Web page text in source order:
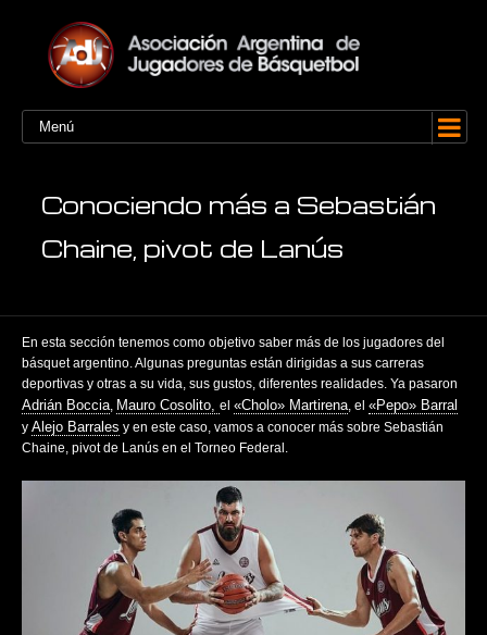
Menú
Conociendo más a Sebastián
Chaine, pivot de Lanús
En esta sección tenemos como objetivo saber más de los jugadores del
básquet argentino. Algunas preguntas están dirigidas a sus carreras
deportivas y otras a su vida, sus gustos, diferentes realidades. Ya pasaron
Adrián Boccia, Mauro Cosolito, el «Cholo» Martirena, el «Pepo» Barral
y Alejo Barrales y en este caso, vamos a conocer más sobre Sebastián
Chaine, pivot de Lanús en el Torneo Federal.